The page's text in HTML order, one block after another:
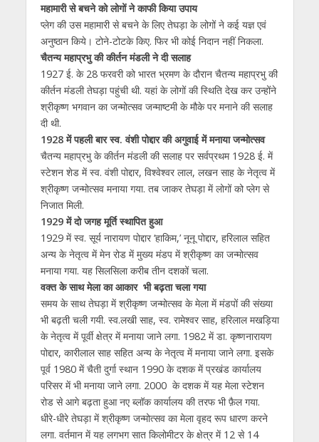
महामारी से बचने को लोगों ने काफी किया उपाय
प्लेग की उस महामारी से बचने के लिए तेघड़ा के लोगों ने कई यज्ञ एवं
अनुष्ठान किये। टोने-टोटके किए. फिर भी कोई निदान नहीं निकला.
चैतन्य महाप्रभु की कीर्तन मंडली ने दी सलाह
1927 ई. के 28 फरवरी को भारत भ्रमण के दौरान चैतन्य महाप्रभु की
कीर्तन मंडली तेघड़ा पहुंची थी. यहां के लोगों की स्थिति देख कर उन्होंने
श्रीकृष्ण भगवान का जन्मोत्सव जन्माष्टमी के मौके पर मनाने की सलाह
दी थी.
1928 में पहली बार स्व. वंशी पोद्दार की अगुवाई में मनाया जन्मोत्सव
चैतन्य महाप्रभु के कीर्तन मंडली की सलाह पर सर्वप्रथम 1928 ई. में
स्टेशन शेड में स्व. वंशी पोद्दार, विश्वेश्वर लाल, लखन साह के नेतृत्व में
श्रीकृष्ण जन्मोत्सव मनाया गया. तब जाकर तेघड़ा में लोगों को प्लेग से
निजात मिली.
1929 में दो जगह मूर्ति स्थापित हुआ
1929 में स्व. सूर्य नारायण पोद्दार ‘हाकिम,’ नूनू पोद्दार, हरिलाल सहित
अन्य के नेतृत्व में मेन रोड में मुख्य मंडप में श्रीकृष्ण का जन्मोत्सव
मनाया गया. यह सिलसिला करीब तीन दशकों चला.
वक्त के साथ मेला का आकार भी बढ़ता चला गया
समय के साथ तेघड़ा में श्रीकृष्ण जन्मोत्सव के मेला में मंडपों की संख्या
भी बढ़ती चली गयी. स्व.लखी साह, स्व. रामेश्वर साह, हरिलाल मखड़िया
के नेतृत्व में पूर्वी क्षेत्र में मनाया जाने लगा. 1982 में डा. कृष्णनारायण
पोद्दार, कारीलाल साह सहित अन्य के नेतृत्व में मनाया जाने लगा. इसके
पूर्व 1980 में चैती दुर्गा स्थान 1990 के दशक में प्रखंड कार्यालय
परिसर में भी मनाया जाने लगा. 2000 के दशक में यह मेला स्टेशन
रोड से आगे बढ़ता हुआ नए ब्लॉक कार्यालय की तरफ भी फ़ैल गया.
धीरे-धीरे तेघड़ा में श्रीकृष्ण जन्मोत्सव का मेला वृहद रूप धारण करने
लगा. वर्तमान में यह लगभग सात किलोमीटर के क्षेत्र में 12 से 14